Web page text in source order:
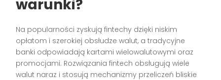
warunki?
Na popularności zyskują fintechy dzięki niskim
opłatom i szerokiej obsłudze walut, a tradycyjne
banki odpowiadają kartami wielowalutowymi oraz
promocjami. Rozwiązania fintech obsługują wiele
walut naraz i stosują mechanizmy przeliczeń bliskie